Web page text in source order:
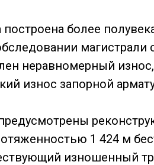
более
неравномерный
износ запорной
1 424 м
изношенный